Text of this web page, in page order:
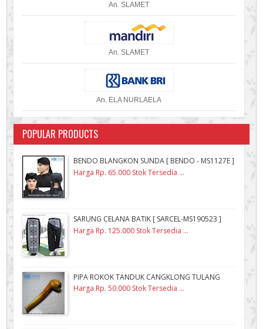
An. SLAMET
An. SLAMET
An. ELA NURLAELA
POPULAR PRODUCTS
BENDO BLANGKON SUNDA [ BENDO - MS1127E ]
Harga Rp. 65.000 Stok Tersedia ...
SARUNG CELANA BATIK [ SARCEL-MS190523 ]
Harga Rp. 125.000 Stok Tersedia ...
PIPA ROKOK TANDUK CANGKLONG TULANG
Harga Rp. 50.000 Stok Tersedia ...